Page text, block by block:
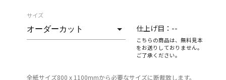
サイズ
仕上げ目： --
こちらの商品は、無料見本
をお送りしておりません。
ご了承ください。
全紙サイズ800 x 1100mmから必要なサイズに断裁致します。